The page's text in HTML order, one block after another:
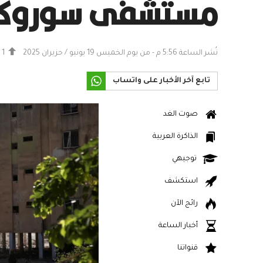
نُشر الساعة 5:56 م - من يوم الخميس 19 يونيو / حزيران 2025 1
تابع آخر الأخبار على واتساب
صوت الغد
الذاكرة العربية
توجيهي
استكشف
رائج الآن
أخبار الساعة
قنواتنا